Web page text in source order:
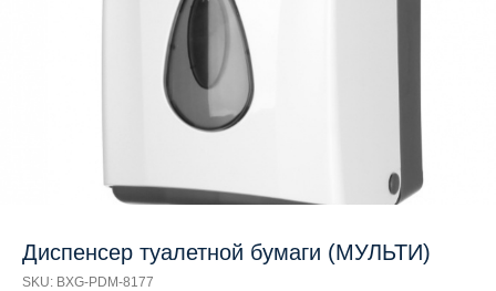
Диспенсер туалетной бумаги (МУЛЬТИ)
SKU: BXG-PDM-8177